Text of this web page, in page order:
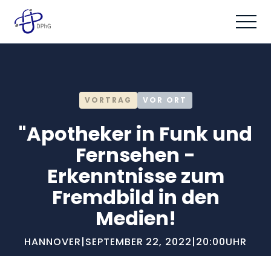
VORTRAG VOR ORT
"Apotheker in Funk und
Fernsehen -
Erkenntnisse zum
Fremdbild in den
Medien!
HANNOVER|SEPTEMBER 22, 2022|20:00UHR